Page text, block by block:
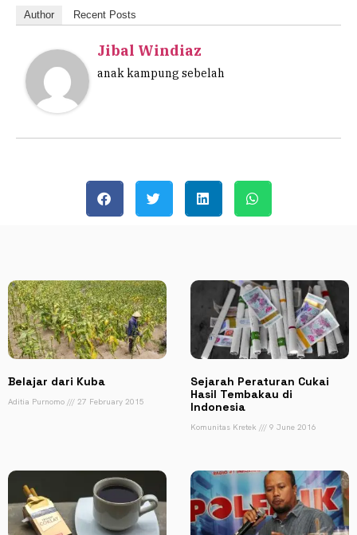
Author Recent Posts
Jibal Windiaz
anak kampung sebelah
Belajar dari Kuba
Aditia Purnomo 27 February 2015
Sejarah Peraturan Cukai
Hasil Tembakau di
Indonesia
Komunitas Kretek 9 June 2016